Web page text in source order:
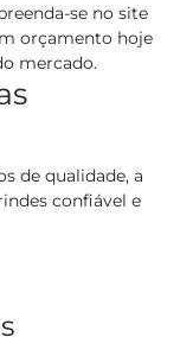
se no site
orçamento hoje
mercado.
de qualidade, a
confiável e